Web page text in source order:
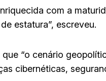
com a
estatura”, escreveu.
“o cenário
cibernéticas,